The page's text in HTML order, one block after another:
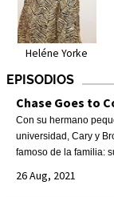
Heléne Yorke
EPISODIOS
Chase Goes to
Con su hermano
universidad, Cary y
famoso de la familia:
26 Aug, 2021